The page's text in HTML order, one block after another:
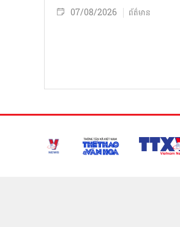
07/08/2026 ព័ត៌មាន